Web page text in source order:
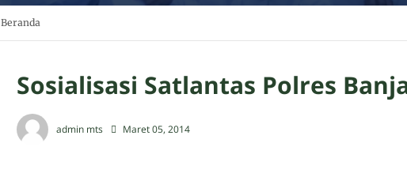
Beranda
Sosialisasi Satlantas Polres
admin mts Maret 05, 2014